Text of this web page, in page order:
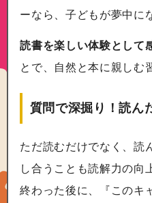
ーなら、子どもが夢中に
読書を楽しい体験として
とで、自然と本に親しむ
質問で深掘り！読ん
ただ読むだけでなく、読
し合うことも読解力の向
終わった後に、『このキ